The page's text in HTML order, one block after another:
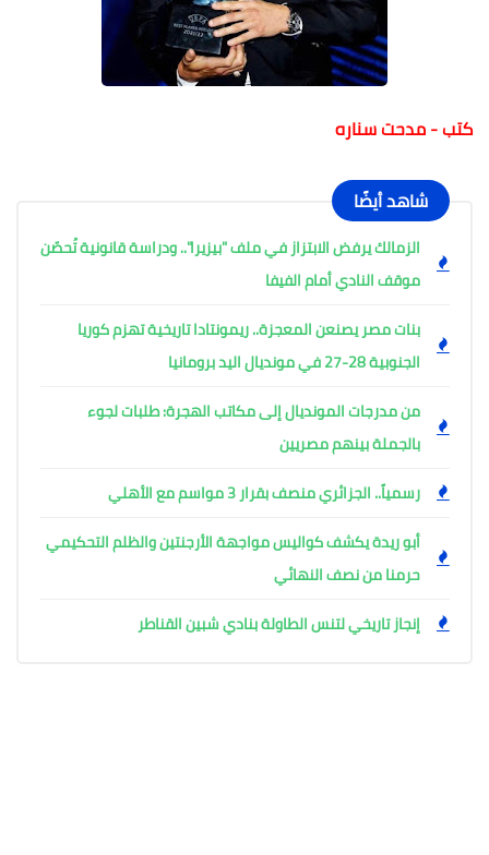
كتب - مدحت سناره
شاهد أيضًا
الزمالك يرفض الابتزاز في ملف "بيزيرا".. ودراسة قانونية تُحصّن
موقف النادي أمام الفيفا
بنات مصر يصنعن المعجزة.. ريمونتادا تاريخية تهزم كوريا
الجنوبية 28-27 في مونديال اليد برومانيا
من مدرجات المونديال إلى مكاتب الهجرة: طلبات لجوء
بالجملة بينهم مصريين
رسمياً.. الجزائري منصف بقرار 3 مواسم مع الأهلي
أبو ريدة يكشف كواليس مواجهة الأرجنتين والظلم التحكيمي
حرمنا من نصف النهائي
إنجاز تاريخي لتنس الطاولة بنادي شبين القناطر